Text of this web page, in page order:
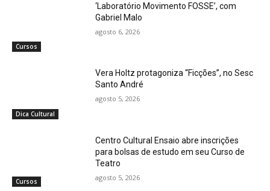
Cursos
‘Laboratório Movimento FOSSE’, com
Gabriel Malo
agosto 6, 2026
Dica Cultural
Vera Holtz protagoniza “Ficções”, no Sesc
Santo André
agosto 5, 2026
Cursos
Centro Cultural Ensaio abre inscrições
para bolsas de estudo em seu Curso de
Teatro
agosto 5, 2026